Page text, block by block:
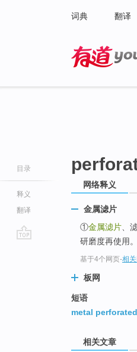
词典 翻译
目录
释义
翻译
网络释义
金属滤片
①金属滤片 、
研磨度再使用
基于4个网页-相
板网
短语
metal
相关文章